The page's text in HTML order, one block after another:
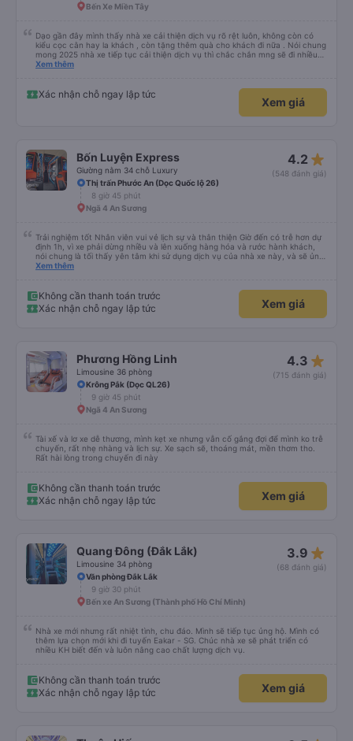
Bến Xe Miền Tây
Dạo gần đây mình thấy nhà xe cải thiện dịch vụ rõ rệt luôn, không còn có
kiểu cọc cằn hay la khách , còn tặng thêm quà cho khách đi nữa . Nói chung
mong 2025 nhà xe tiếp tục cải thiện dịch vụ thì chắc chắn mng sẽ đi nhiều
hơn .
Xem thêm
Xác nhận chỗ ngay lập tức
Xem giá
Bốn Luyện Express
Giường nằm 34 chỗ Luxury
4.2 star_rate
(548 đánh giá)
Thị trấn Phước An (Dọc Quốc lộ 26)
8 giờ 45 phút
Ngã 4 An Sương
Trải nghiệm tốt Nhân viên vui vẻ lịch sự và thân thiện Giờ đến có trễ hơn dự
định 1h, vì xe phải dừng nhiều và lên xuống hàng hóa và rước hành khách,
nói chung là tối thấy yên tâm khi sử dụng dịch vụ của nhà xe này, và sẽ ủng
hộ và giới thiệu cho người thân sử dụng dịch vụ của nhà xe này
Xem thêm
Không cần thanh toán trước
Xác nhận chỗ ngay lập tức
Xem giá
Phương Hồng Linh
Limousine 36 phòng
4.3 star_rate
(715 đánh giá)
Krông Pắk (Dọc QL26)
9 giờ 45 phút
Ngã 4 An Sương
Tài xế và lơ xe dễ thương, mình kẹt xe nhưng vẫn cố gắng đợi để mình ko trễ
chuyến, rất nhẹ nhàng và lịch sự. Xe sạch sẽ, thoáng mát, mền thơm tho.
Rất hài lòng trong chuyến đi này
Không cần thanh toán trước
Xác nhận chỗ ngay lập tức
Xem giá
Quang Đông (Đắk Lắk)
Limousine 34 phòng
3.9 star_rate
(68 đánh giá)
Văn phòng Đắk Lắk
9 giờ 30 phút
Bến xe An Sương (Thành phố Hồ Chí Minh)
Nhà xe mới nhưng rất nhiệt tình, chu đáo. Mình sẽ tiếp tục ủng hộ. Mình có
thêm lựa chọn mới khi đi tuyến Eakar - SG. Chúc nhà xe sẽ phát triển có
nhiều KH biết đến và luôn nâng cao chất lượng dịch vụ.
Không cần thanh toán trước
Xác nhận chỗ ngay lập tức
Xem giá